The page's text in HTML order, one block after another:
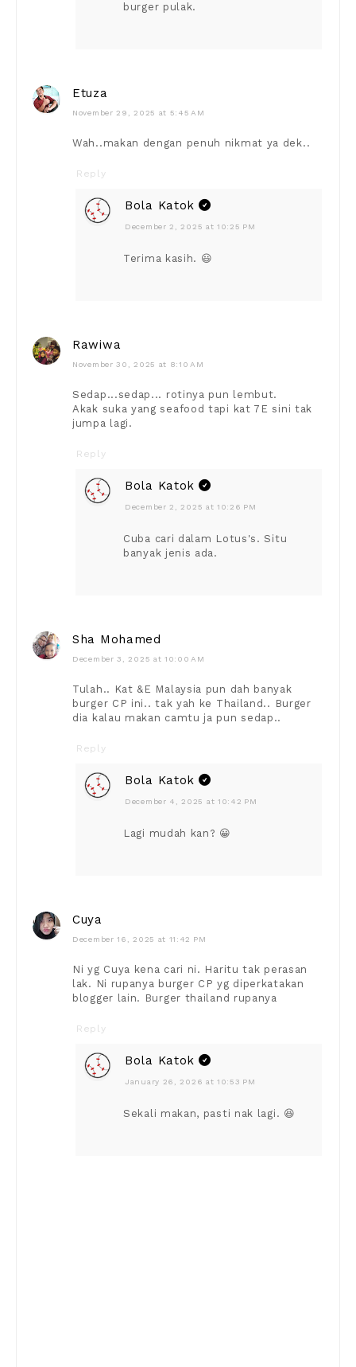
burger pulak.
Etuza
November 29, 2025 at 5:45 AM
Wah..makan dengan penuh nikmat ya dek..
Reply
Bola Katok
December 2, 2025 at 10:25 PM
Terima kasih. 😃
Rawiwa
November 30, 2025 at 8:10 AM
Sedap...sedap... rotinya pun lembut.
Akak suka yang seafood tapi kat 7E sini tak
jumpa lagi.
Reply
Bola Katok
December 2, 2025 at 10:26 PM
Cuba cari dalam Lotus's. Situ
banyak jenis ada.
Sha Mohamed
December 3, 2025 at 10:00 AM
Tulah.. Kat &E Malaysia pun dah banyak
burger CP ini.. tak yah ke Thailand.. Burger
dia kalau makan camtu ja pun sedap..
Reply
Bola Katok
December 4, 2025 at 10:42 PM
Lagi mudah kan? 😀
Cuya
December 16, 2025 at 11:42 PM
Ni yg Cuya kena cari ni. Haritu tak perasan
lak. Ni rupanya burger CP yg diperkatakan
blogger lain. Burger thailand rupanya
Reply
Bola Katok
January 26, 2026 at 10:53 PM
Sekali makan, pasti nak lagi. 😆